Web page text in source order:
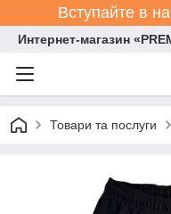
Вступайте в
Интернет-магазин
Товари та послуги